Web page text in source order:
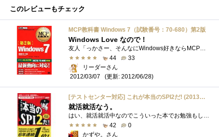
このレビューもチェック
MCP教科書 Windows 7（試験番号：70-680）第2版
Windows Love なので！
友人「っかさー、そんなにWindows好きならMCPの資格とりなよｗｗｗ」私「MCP？ 何それ？」友人「は？ え？ あんだけWindows好きとか言っておいて...
44
33
リーダーさん
2012/03/07
(更新: 2012/06/28)
[テストセンター対応] これが本当のSPI2だ! (2013年度版)
就活就活なう。
はい、就活就活中なのでこういった本でお勉強もしないと！ってな時期です。もっと研究させてくれ！
42
0
かずや。さん